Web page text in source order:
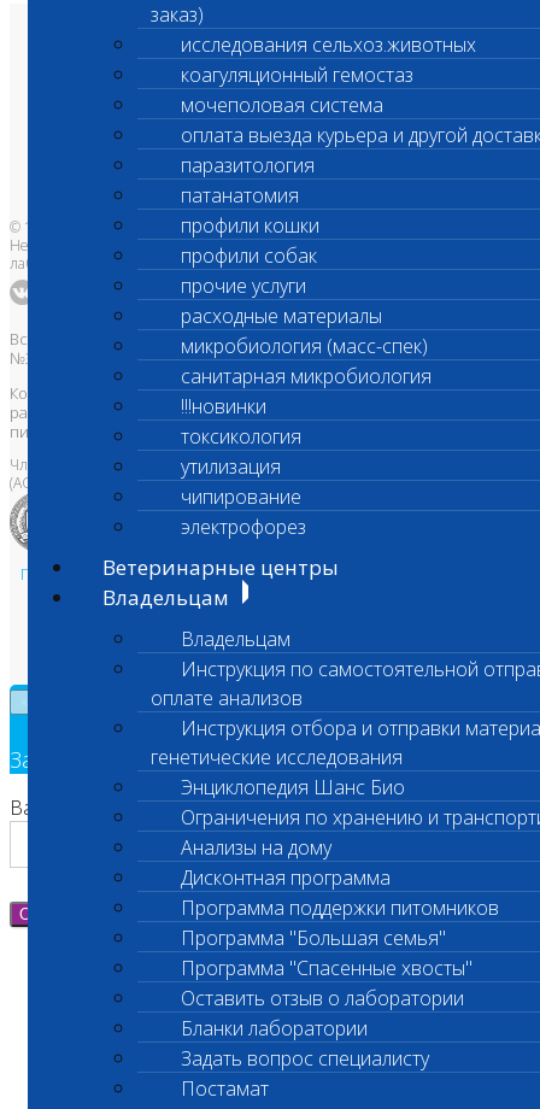
заказ)
исследования сельхоз.животных
коагуляционный гемостаз
мочеполовая система
оплата выезда курьера и другой
паразитология
патанатомия
профили кошки
профили собак
прочие услуги
расходные материалы
микробиология (масс-спек)
санитарная микробиология
!!!новинки
токсикология
утилизация
чипирование
электрофорез
Ветеринарные центры
Владельцам
Владельцам
Инструкция по самостоятельной
оплате анализов
Инструкция отбора и отправки
генетические исследования
Энциклопедия Шанс Био
Ограничения по хранению и
Анализы на дому
Дисконтная программа
Программа поддержки питомников
Программа "Большая семья"
Программа "Спасенные хвосты"
Оставить отзыв о лаборатории
Бланки лаборатории
Задать вопрос специалисту
Постамат
О лаборатории
Анализы и цены
Ветеринарные центры
Владельцам
Врачам и клиникам
Бланки лаборатории
Банк донорской крови
Адреса лабораторий
© 1996-2026
Независимая ветеринарная
лаборатория Шанс Био
Все права защищены и охраняются законом. Товарный знак
№395740 от 2008 г. ООО "ШАНС БИО"
Копирование, тиражирование, а также использование материалов,
размещенных на сайтеwww.vetlab.ru
письменного разрешения Правообладателя
Член Национальной ветеринарной палаты
(АСРО НВП)
Политика в области персональных данных и конфиденциальности
Пользовательское соглашение
Техническая поддержка
Заявка на обратный звонок
Ваш номер телефона
Отправить